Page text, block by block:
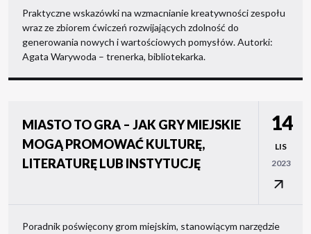
Praktyczne wskazówki na wzmacnianie kreatywności zespołu
wraz ze zbiorem ćwiczeń rozwijających zdolność do
generowania nowych i wartościowych pomysłów. Autorki:
Agata Warywoda – trenerka, bibliotekarka.
MIASTO TO GRA – JAK GRY MIEJSKIE
MOGĄ PROMOWAĆ KULTURĘ,
LITERATURĘ LUB INSTYTUCJĘ
14
LIS
2023
Poradnik poświęcony grom miejskim, stanowiącym narzędzie